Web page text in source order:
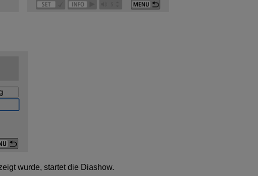
wurde, startet die Diashow.